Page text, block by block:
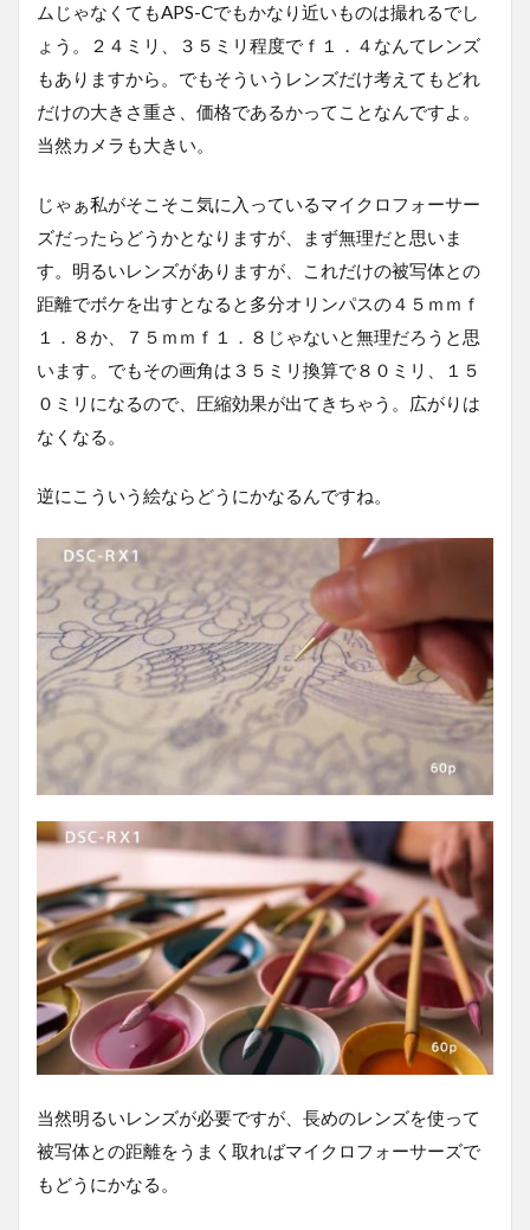
ムじゃなくてもAPS-Cでもかなり近いものは撮れるでし
ょう。２４ミリ、３５ミリ程度でｆ１．４なんてレンズ
もありますから。でもそういうレンズだけ考えてもどれ
だけの大きさ重さ、価格であるかってことなんですよ。
当然カメラも大きい。
じゃぁ私がそこそこ気に入っているマイクロフォーサー
ズだったらどうかとなりますが、まず無理だと思いま
す。明るいレンズがありますが、これだけの被写体との
距離でボケを出すとなると多分オリンパスの４５ｍｍｆ
１．８か、７５ｍｍｆ１．８じゃないと無理だろうと思
います。でもその画角は３５ミリ換算で８０ミリ、１５
０ミリになるので、圧縮効果が出てきちゃう。広がりは
なくなる。
逆にこういう絵ならどうにかなるんですね。
当然明るいレンズが必要ですが、長めのレンズを使って
被写体との距離をうまく取ればマイクロフォーサーズで
もどうにかなる。